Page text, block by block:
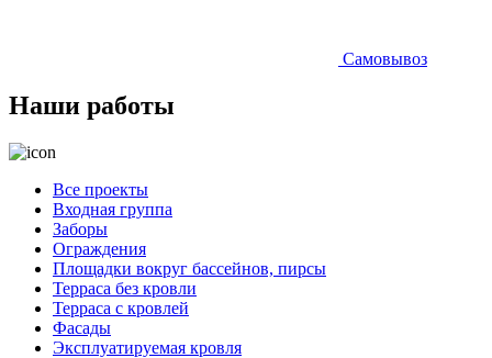
Самовывоз
Наши работы
Все проекты
Входная группа
Заборы
Ограждения
Площадки вокруг бассейнов, пирсы
Терраса без кровли
Терраса с кровлей
Фасады
Эксплуатируемая кровля